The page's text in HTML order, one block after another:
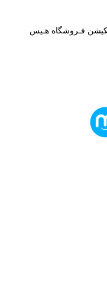
فـروشگاه هـیس